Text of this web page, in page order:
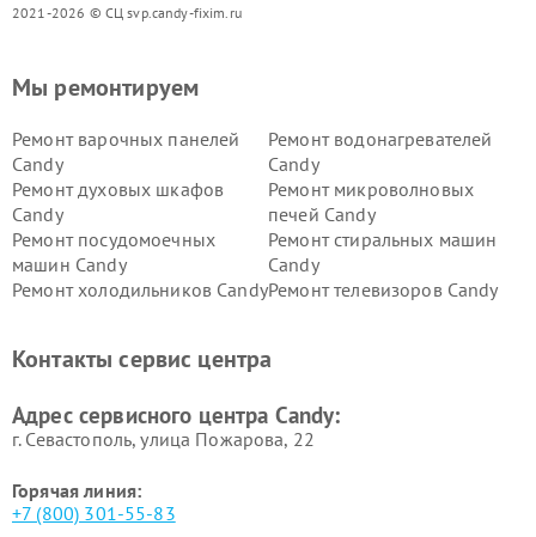
2021-2026 © СЦ svp.candy-fixim.ru
Мы ремонтируем
Ремонт варочных панелей
Candy
Ремонт водонагревателей
Candy
Ремонт духовых шкафов
Candy
Ремонт микроволновых
печей Candy
Ремонт посудомоечных
машин Candy
Ремонт стиральных машин
Candy
Ремонт холодильников CandyРемонт телевизоров Candy
Контакты сервис центра
Адрес сервисного центра Candy:
г. Севастополь, улица Пожарова, 22
Горячая линия:
+7 (800) 301-55-83